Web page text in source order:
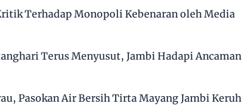
Terhadap Monopoli Kebenaran oleh Media
Terus Menyusut, Jambi Hadapi Ancaman
Pasokan Air Bersih Tirta Mayang Jambi Keruh